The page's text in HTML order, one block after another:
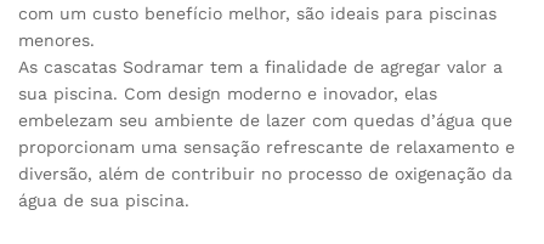
com um custo benefício melhor, são ideais para piscinas
menores.
As cascatas Sodramar tem a finalidade de agregar valor a
sua piscina. Com design moderno e inovador, elas
embelezam seu ambiente de lazer com quedas d’água que
proporcionam uma sensação refrescante de relaxamento e
diversão, além de contribuir no processo de oxigenação da
água de sua piscina.